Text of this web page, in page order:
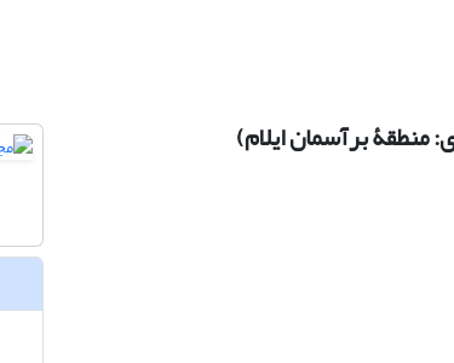
منطقۀ برآسمان ایلام)